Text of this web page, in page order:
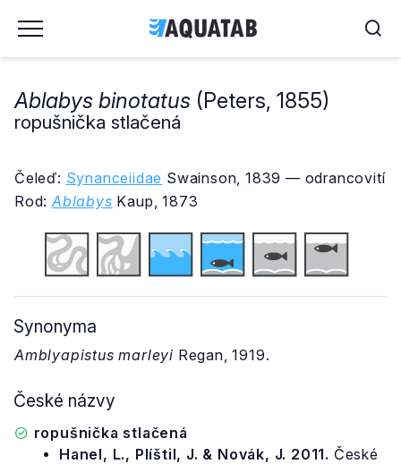
Ablabys binotatus (Peters, 1855)
ropušnička stlačená
Čeleď: Synanceiidae Swainson, 1839 — odrancovití
Rod: Ablabys Kaup, 1873
Synonyma
Amblyapistus marleyi Regan, 1919.
České názvy
ropušnička stlačená
Hanel, L., Plíštil, J. & Novák, J. 2011. České